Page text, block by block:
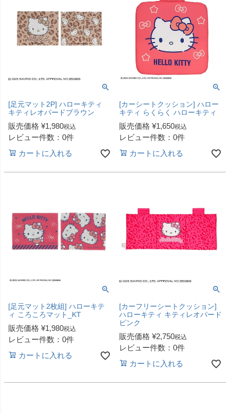
[足元マット2P] ハローキティ
キティレオパードブラウン
販売価格 ¥1,980税込
レビュー件数：0件
カートに入れる
[カーシートクッション] ハロー
キティ らくらく ハローキティ
販売価格 ¥1,650税込
レビュー件数：0件
カートに入れる
[足元マット2枚組] ハローキテ
ィ ころころマット_KT
販売価格 ¥1,980税込
レビュー件数：0件
カートに入れる
[カーフリーシートクッション]
ハローキティ キティレオパード
ピンク
販売価格 ¥2,750税込
レビュー件数：0件
カートに入れる